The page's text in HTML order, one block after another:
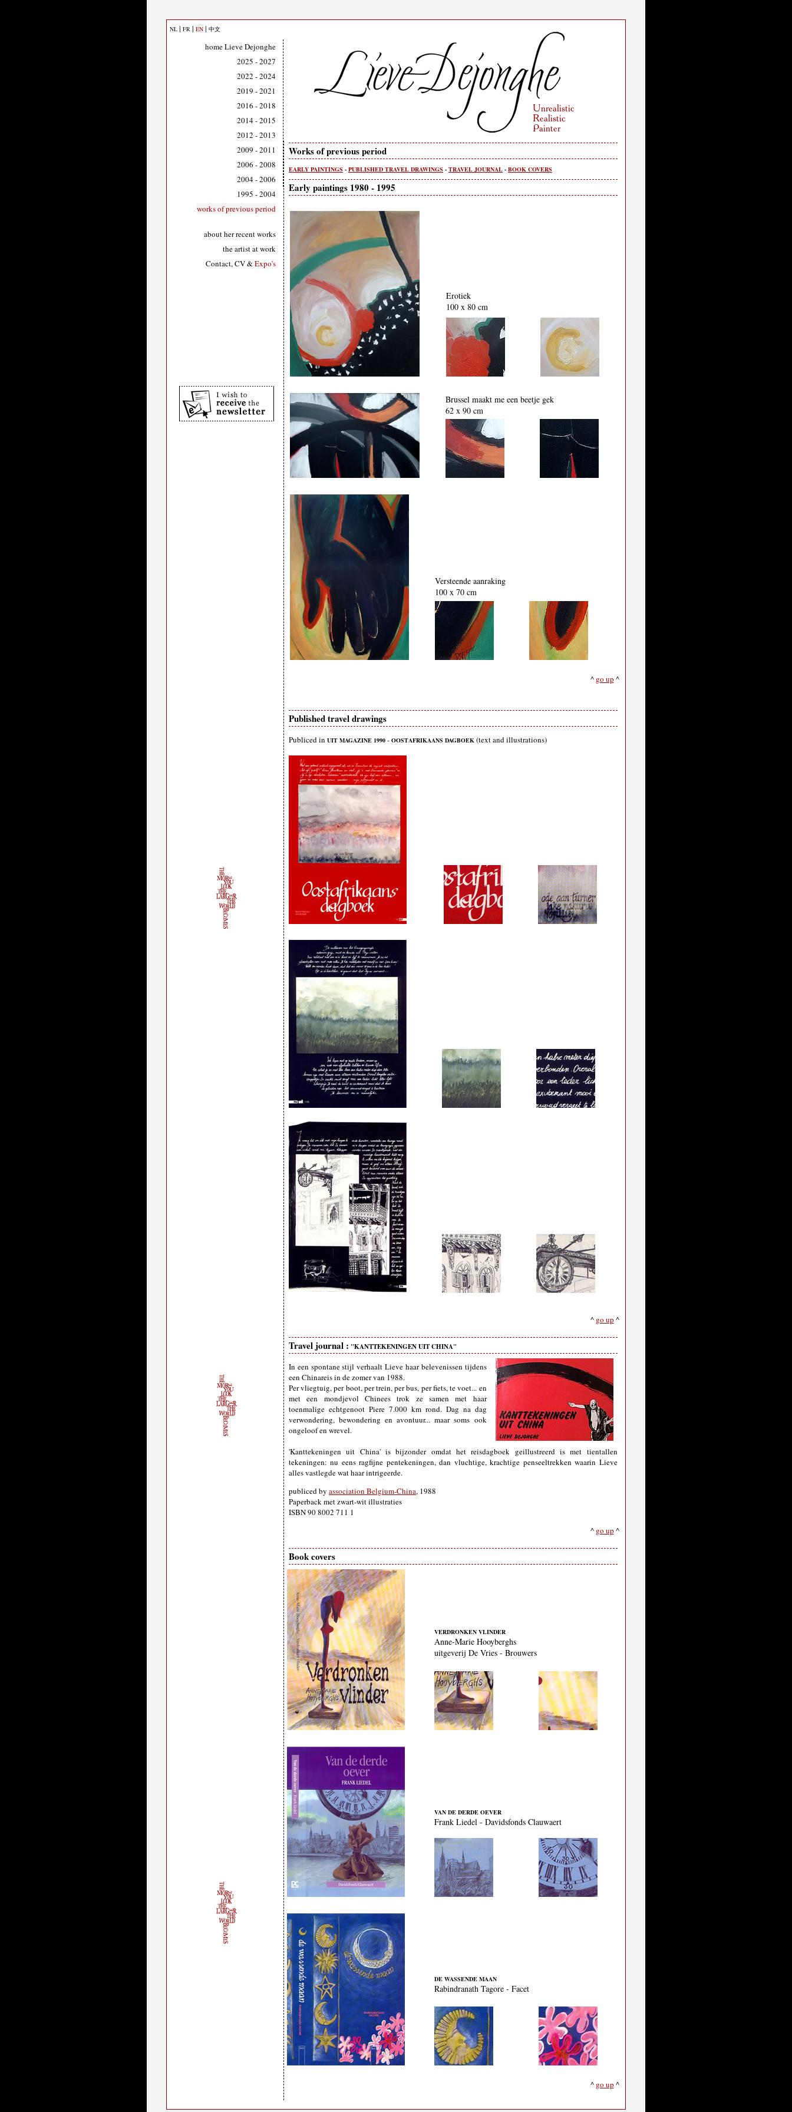
NL | FR | EN | 中文
home Lieve Dejonghe
2025 - 2027
2022 - 2024
2019 - 2021
2016 - 2018
2014 - 2015
2012 - 2013
2009 - 2011
2006 - 2008
2004 - 2006
1995 - 2004
works of previous period
about her recent works
the artist at work
Contact, CV &Expo's
Works of previous period
EARLY PAINTINGS - PUBLISHED TRAVEL DRAWINGS - TRAVEL JOURNAL - BOOK COVERS
Early paintings 1980 - 1995
Erotiek
100 x 80 cm
Brussel maakt me een beetje gek
62 x 90 cm
Versteende aanraking
100 x 70 cm
^ go up ^
Published travel drawings
Publiced in UIT MAGAZINE 1990 - OOSTAFRIKAANS DAGBOEK (text and illustrations)
^ go up ^
Travel journal : "KANTTEKENINGEN UIT CHINA"
In een spontane stijl verhaalt Lieve haar belevenissen tijdens
een Chinareis in de zomer van 1988.
Per vliegtuig, per boot, per trein, per bus, per fiets, te voet... en
met een mondjevol Chinees trok ze samen met haar
toenmalige echtgenoot Piere 7.000 km rond. Dag na dag
verwondering, bewondering en avontuur... maar soms ook
ongeloof en wrevel.
'Kanttekeningen uit China' is bijzonder omdat het reisdagboek geillustreerd is met tientallen
tekeningen: nu eens ragfijne pentekeningen, dan vluchtige, krachtige penseeltrekken waarin Lieve
alles vastlegde wat haar intrigeerde.
publiced by association Belgium-China, 1988
Paperback met zwart-wit illustraties
ISBN 90 8002 711 1
^ go up ^
Book covers
VERDRONKEN VLINDER
Anne-Marie Hooyberghs
uitgeverij De Vries - Brouwers
VAN DE DERDE OEVER
Frank Liedel - Davidsfonds Clauwaert
DE WASSENDE MAAN
Rabindranath Tagore - Facet
^ go up ^